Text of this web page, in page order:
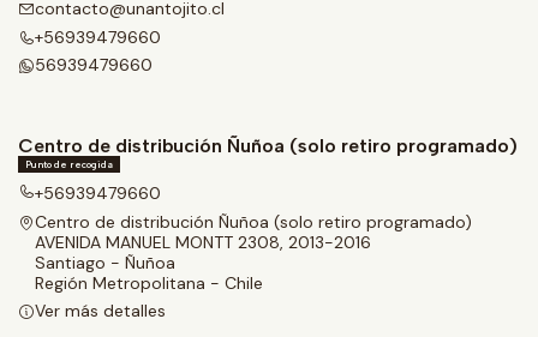
contacto@unantojito.cl
+56939479660
56939479660
Centro de distribución Ñuñoa (solo retiro programado)
Punto de recogida
+56939479660
Centro de distribución Ñuñoa (solo retiro programado)
AVENIDA MANUEL MONTT 2308, 2013-2016
Santiago - Ñuñoa
Región Metropolitana - Chile
Ver más detalles